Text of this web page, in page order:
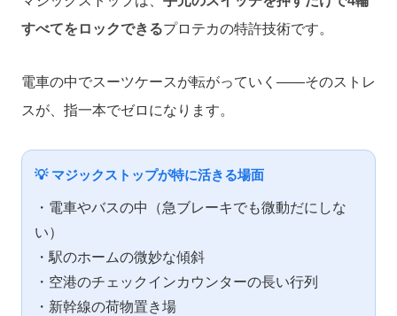
すべてをロックできるプロテカの特許技術です。
電車の中でスーツケースが転がっていく——そのストレ
スが、指一本でゼロになります。
💡 マジックストップが特に活きる場面
・電車やバスの中（急ブレーキでも微動だにしな
い）
・駅のホームの微妙な傾斜
・空港のチェックインカウンターの長い行列
・新幹線の荷物置き場